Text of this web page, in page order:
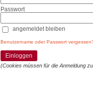
Passwort
angemeldet bleiben
Benutzername oder Passwort
Einloggen
(Cookies müssen für die Anmeldung